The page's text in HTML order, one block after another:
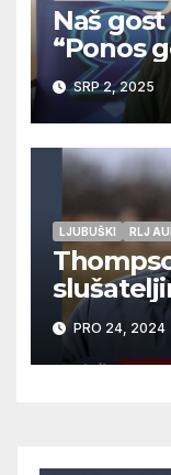
Naš
“Ponos
objaviti
SRP 2, 2025
LJUBUŠKI RLJ
PRO 24, 2024